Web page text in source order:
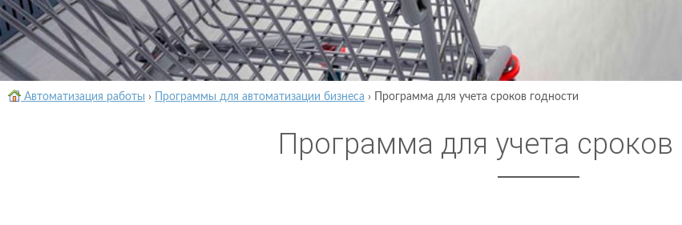
Автоматизация работы › Программы для автоматизации бизнеса › Программа для учета сроков годности
Программа для учета сроков